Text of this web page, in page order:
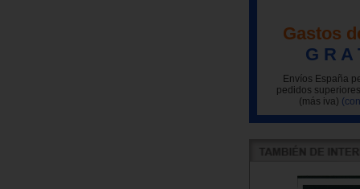
Gastos
G R A
Envíos España
pedidos
(más iva)